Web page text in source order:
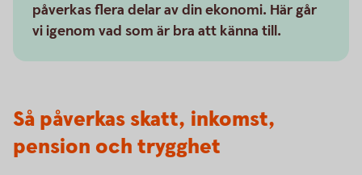
påverkas flera delar av din ekonomi. Här går
vi igenom vad som är bra att känna till.
Så påverkas skatt, inkomst,
pension och trygghet